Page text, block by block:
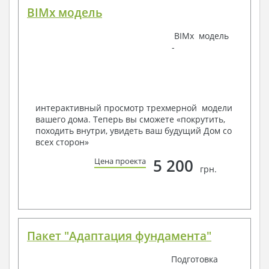
страниц А4 и А3, в зависимости от сложности проекта
Наша команда Архитекторов, Конструкторов и
Вашему пожеланию и адаптировать его с учетом
конкретных геолого-топографических и климатических
условий, за дополнительную плату.
Получить профессиональную консультацию у
наших специалистов, Вы можете любым
способом связи: закажите обратный звонок,
BIMx модель
BIMx модель
-
интерактивный просмотр трехмерной модели
вашего дома. Теперь вы сможете «покрутить,
походить внутри, увидеть ваш будущий Дом со
всех сторон»
Цена проекта 5 200 грн.
Пакет "Адаптация фундамента"
Подготовка